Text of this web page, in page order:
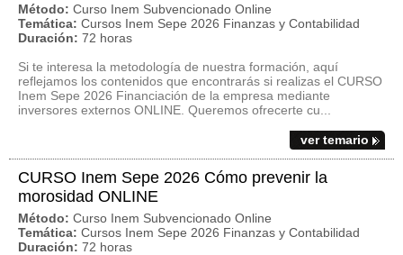
Método: Curso Inem Subvencionado Online
Temática: Cursos Inem Sepe 2026 Finanzas y Contabilidad
Duración: 72 horas
Si te interesa la metodología de nuestra formación, aquí
reflejamos los contenidos que encontrarás si realizas el CURSO
Inem Sepe 2026 Financiación de la empresa mediante
inversores externos ONLINE. Queremos ofrecerte cu...
ver temario
CURSO Inem Sepe 2026 Cómo prevenir la
morosidad ONLINE
Método: Curso Inem Subvencionado Online
Temática: Cursos Inem Sepe 2026 Finanzas y Contabilidad
Duración: 72 horas